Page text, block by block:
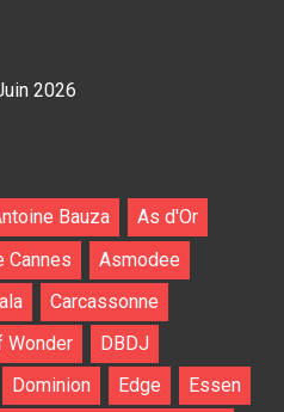
2026
Bauza
As d'Or
Cannes
Asmodee
Carcassonne
Wonder
DBDJ
Dominion Edge
Essen